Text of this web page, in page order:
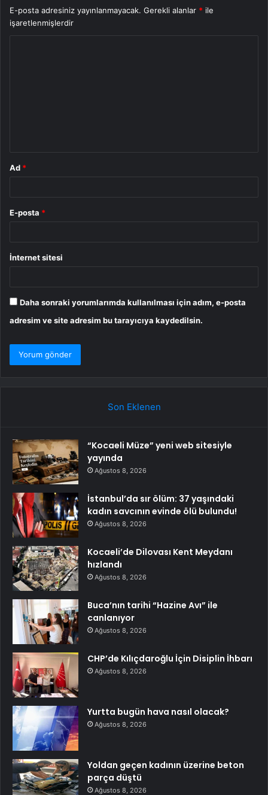
E-posta adresiniz yayınlanmayacak. Gerekli alanlar * ile
işaretlenmişlerdir
Ad *
E-posta *
İnternet sitesi
Daha sonraki yorumlarımda kullanılması için adım, e-posta
adresim ve site adresim bu tarayıcıya kaydedilsin.
Son Eklenen
“Kocaeli Müze” yeni web sitesiyle
yayında
Ağustos 8, 2026
İstanbul’da sır ölüm: 37 yaşındaki
kadın savcının evinde ölü bulundu!
Ağustos 8, 2026
Kocaeli’de Dilovası Kent Meydanı
hızlandı
Ağustos 8, 2026
Buca’nın tarihi “Hazine Avı” ile
canlanıyor
Ağustos 8, 2026
CHP’de Kılıçdaroğlu İçin Disiplin İhbarı
Ağustos 8, 2026
Yurtta bugün hava nasıl olacak?
Ağustos 8, 2026
Yoldan geçen kadının üzerine beton
parça düştü
Ağustos 8, 2026